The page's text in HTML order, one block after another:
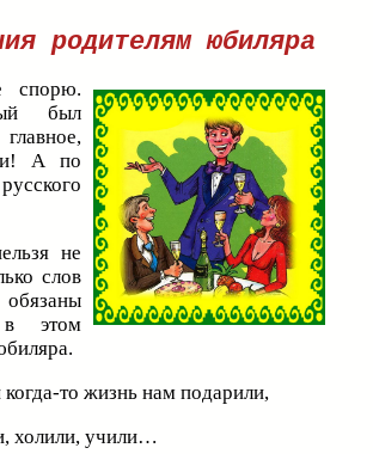
родителям юбиляра
был
А по
не
слов
в этом
то жизнь нам подарили,
холили, учили…